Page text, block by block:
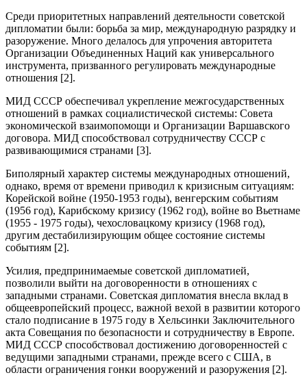
Среди приоритетных направлений деятельности советской
дипломатии были: борьба за мир, международную разрядку и
разоружение. Много делалось для упрочения авторитета
Организации Объединенных Наций как универсального
инструмента, призванного регулировать международные
отношения [2].
МИД СССР обеспечивал укрепление межгосударственных
отношений в рамках социалистической системы: Совета
экономической взаимопомощи и Организации Варшавского
договора. МИД способствовал сотрудничеству СССР с
развивающимися странами [3].
Биполярный характер системы международных отношений,
однако, время от времени приводил к кризисным ситуациям:
Корейской войне (1950-1953 годы), венгерским событиям
(1956 год), Карибскому кризису (1962 год), войне во Вьетнаме
(1955 - 1975 годы), чехословацкому кризису (1968 год),
другим дестабилизирующим общее состояние системы
событиям [2].
Усилия, предпринимаемые советской дипломатией,
позволили выйти на договоренности в отношениях с
западными странами. Советская дипломатия внесла вклад в
общеевропейский процесс, важной вехой в развитии которого
стало подписание в 1975 году в Хельсинки Заключительного
акта Совещания по безопасности и сотрудничеству в Европе.
МИД СССР способствовал достижению договоренностей с
ведущими западными странами, прежде всего с США, в
области ограничения гонки вооружений и разоружения [2].